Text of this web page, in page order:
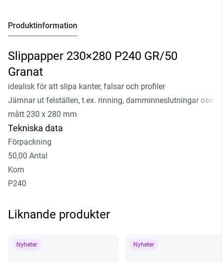
Produktinformation
Slippapper 230×280 P240 GR/50
Granat
idealisk för att slipa kanter, falsar och profiler
Jämnar ut felställen, t.ex. rinning, damminneslutningar osv
mått 230 x 280 mm
Tekniska data
Förpackning
50,00 Antal
Korn
P240
Liknande produkter
Nyheter Nyheter